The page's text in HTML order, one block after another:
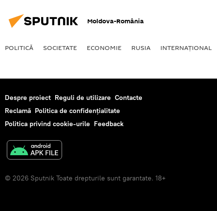
Moldova-România
POLITICĂ SOCIETATE ECONOMIE RUSIA INTERNAŢIONAL
Despre proiect Reguli de utilizare Contacte
Reclamă Politica de confidențialitate
Politica privind cookie-urile Feedback
© 2026 Sputnik Toate drepturile sunt garantate. 18+